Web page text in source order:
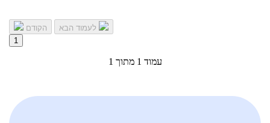
הקודם
1
עמוד 1 מתוך 1